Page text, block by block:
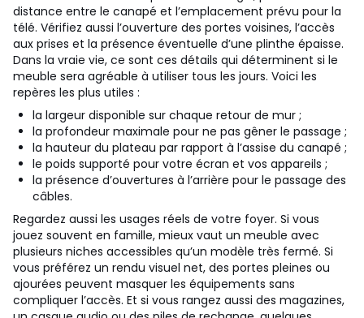
distance entre le canapé et l’emplacement prévu pour la
télé. Vérifiez aussi l’ouverture des portes voisines, l’accès
aux prises et la présence éventuelle d’une plinthe épaisse.
Dans la vraie vie, ce sont ces détails qui déterminent si le
meuble sera agréable à utiliser tous les jours. Voici les
repères les plus utiles :
la largeur disponible sur chaque retour de mur ;
la profondeur maximale pour ne pas gêner le passage ;
la hauteur du plateau par rapport à l’assise du canapé ;
le poids supporté pour votre écran et vos appareils ;
la présence d’ouvertures à l’arrière pour le passage des
câbles.
Regardez aussi les usages réels de votre foyer. Si vous
jouez souvent en famille, mieux vaut un meuble avec
plusieurs niches accessibles qu’un modèle très fermé. Si
vous préférez un rendu visuel net, des portes pleines ou
ajourées peuvent masquer les équipements sans
compliquer l’accès. Et si vous rangez aussi des magazines,